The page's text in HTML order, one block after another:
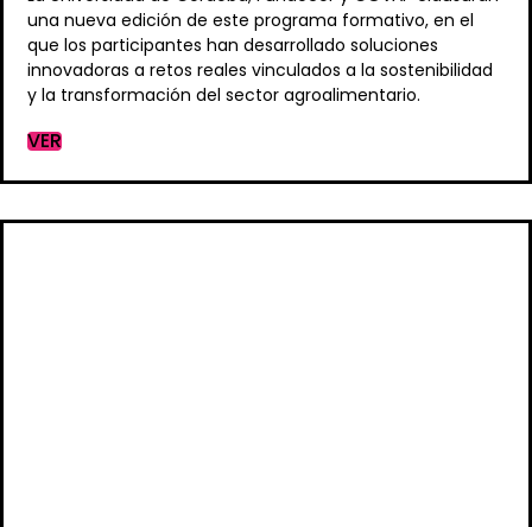
una nueva edición de este programa formativo, en el
que los participantes han desarrollado soluciones
innovadoras a retos reales vinculados a la sostenibilidad
y la transformación del sector agroalimentario.
VER